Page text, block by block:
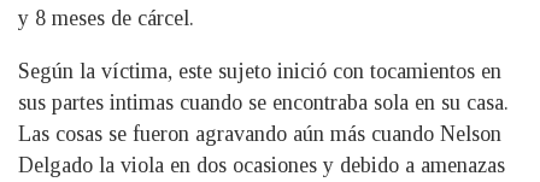
y 8 meses de cárcel.
Según la víctima, este sujeto inició con tocamientos en
sus partes intimas cuando se encontraba sola en su casa.
Las cosas se fueron agravando aún más cuando Nelson
Delgado la viola en dos ocasiones y debido a amenazas